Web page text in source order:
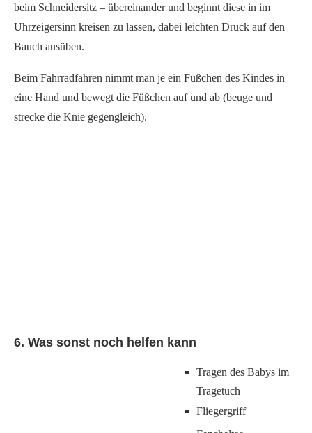
beim Schneidersitz – übereinander und beginnt diese in im
Uhrzeigersinn kreisen zu lassen, dabei leichten Druck auf den
Bauch ausüben.
Beim Fahrradfahren nimmt man je ein Füßchen des Kindes in
eine Hand und bewegt die Füßchen auf und ab (beuge und
strecke die Knie gegengleich).
6. Was sonst noch helfen kann
Tragen des Babys im
Tragetuch
Fliegergriff